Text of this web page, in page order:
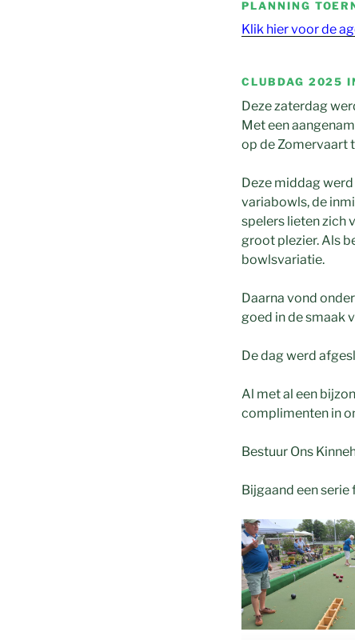
PLANNING
Klik hier voor de
CLUBDAG 2025
Deze zaterdag
Met een
op de Zomervaart
Deze middag
variabowls, de
spelers lieten zich
groot plezier. Als
bowlsvariatie.
Daarna vond
goed in de smaak
De dag werd
Al met al een
complimenten in
Bestuur Ons
Bijgaand een serie